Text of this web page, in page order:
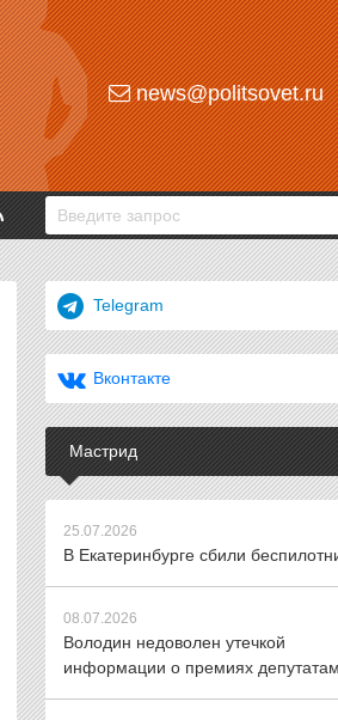
news@politsovet.ru
Telegram
Вконтакте
Мастрид
25.07.2026
В Екатеринбурге сбили
08.07.2026
Володин недоволен утечкой
информации о премиях депутатам